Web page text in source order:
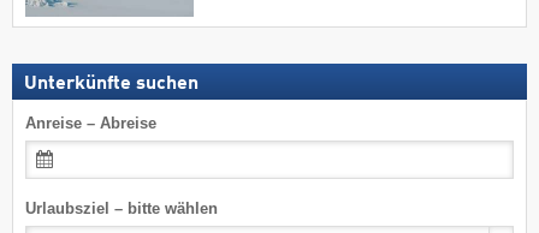
Unterkünfte suchen
Anreise – Abreise
Urlaubsziel – bitte wählen